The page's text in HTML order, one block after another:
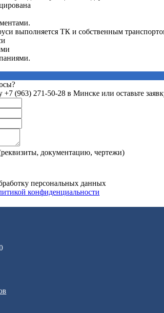
+7 (963) 271-50-28 в Минске или оставьте
документацию, чертежи)
персональных данных
конфиденциальности